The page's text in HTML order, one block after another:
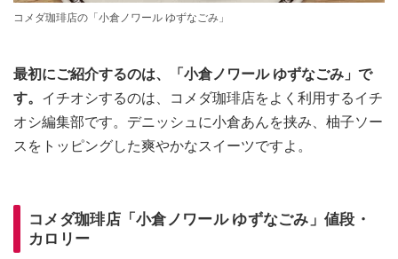
コメダ珈琲店の「小倉ノワール ゆずなごみ」
最初にご紹介するのは、「小倉ノワール ゆずなごみ」で
す。 イチオシするのは、コメダ珈琲店をよく利用するイチ
オシ編集部です。デニッシュに小倉あんを挟み、柚子ソー
スをトッピングした爽やかなスイーツですよ。
コメダ珈琲店「小倉ノワール ゆずなごみ」値段・
カロリー